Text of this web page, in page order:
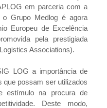
em parceria com a
o Grupo Medlog é agora
Europeu de Excelência
pela prestigiada
Associations).
a importância de
possam ser utilizados
estímulo na procura de
Deste modo,